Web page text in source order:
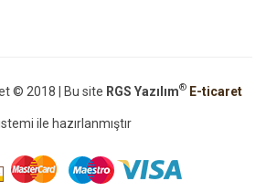
© 2018 | Bu site RGS Yazılım® E-ticaret
ile hazırlanmıştır